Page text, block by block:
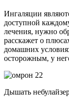
Ингаляции
доступной
лечения, нужно
расскажет о
домашних
осторожным, у
Дышать